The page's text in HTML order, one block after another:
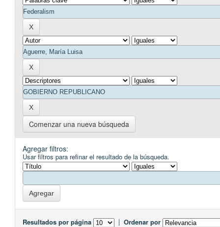
Comenzar una nueva búsqueda
Agregar filtros:
Usar filtros para refinar el resultado de la búsqueda.
Resultados por página | Ordenar por